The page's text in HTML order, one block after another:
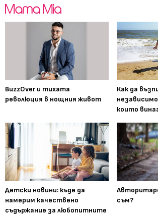
BuzzOver и тихата
революция в нощния живот
Как да
които
Детски новини: къде да
намерим качествено
съдържание за любопитните
съм?